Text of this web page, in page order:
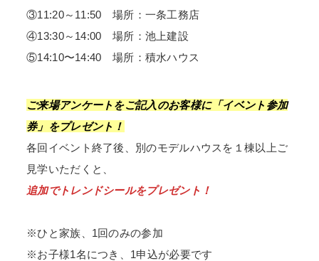
③11:20～11:50 場所：一条工務店
④13:30～14:00 場所：池上建設
⑤14:10〜14:40 場所：積水ハウス
ご来場アンケートをご記入のお客様に「イベント参加
券」をプレゼント！
各回イベント終了後、別のモデルハウスを１棟以上ご
見学いただくと、
追加でトレンドシールをプレゼント！
※ひと家族、1回のみの参加
※お子様1名につき、1申込が必要です